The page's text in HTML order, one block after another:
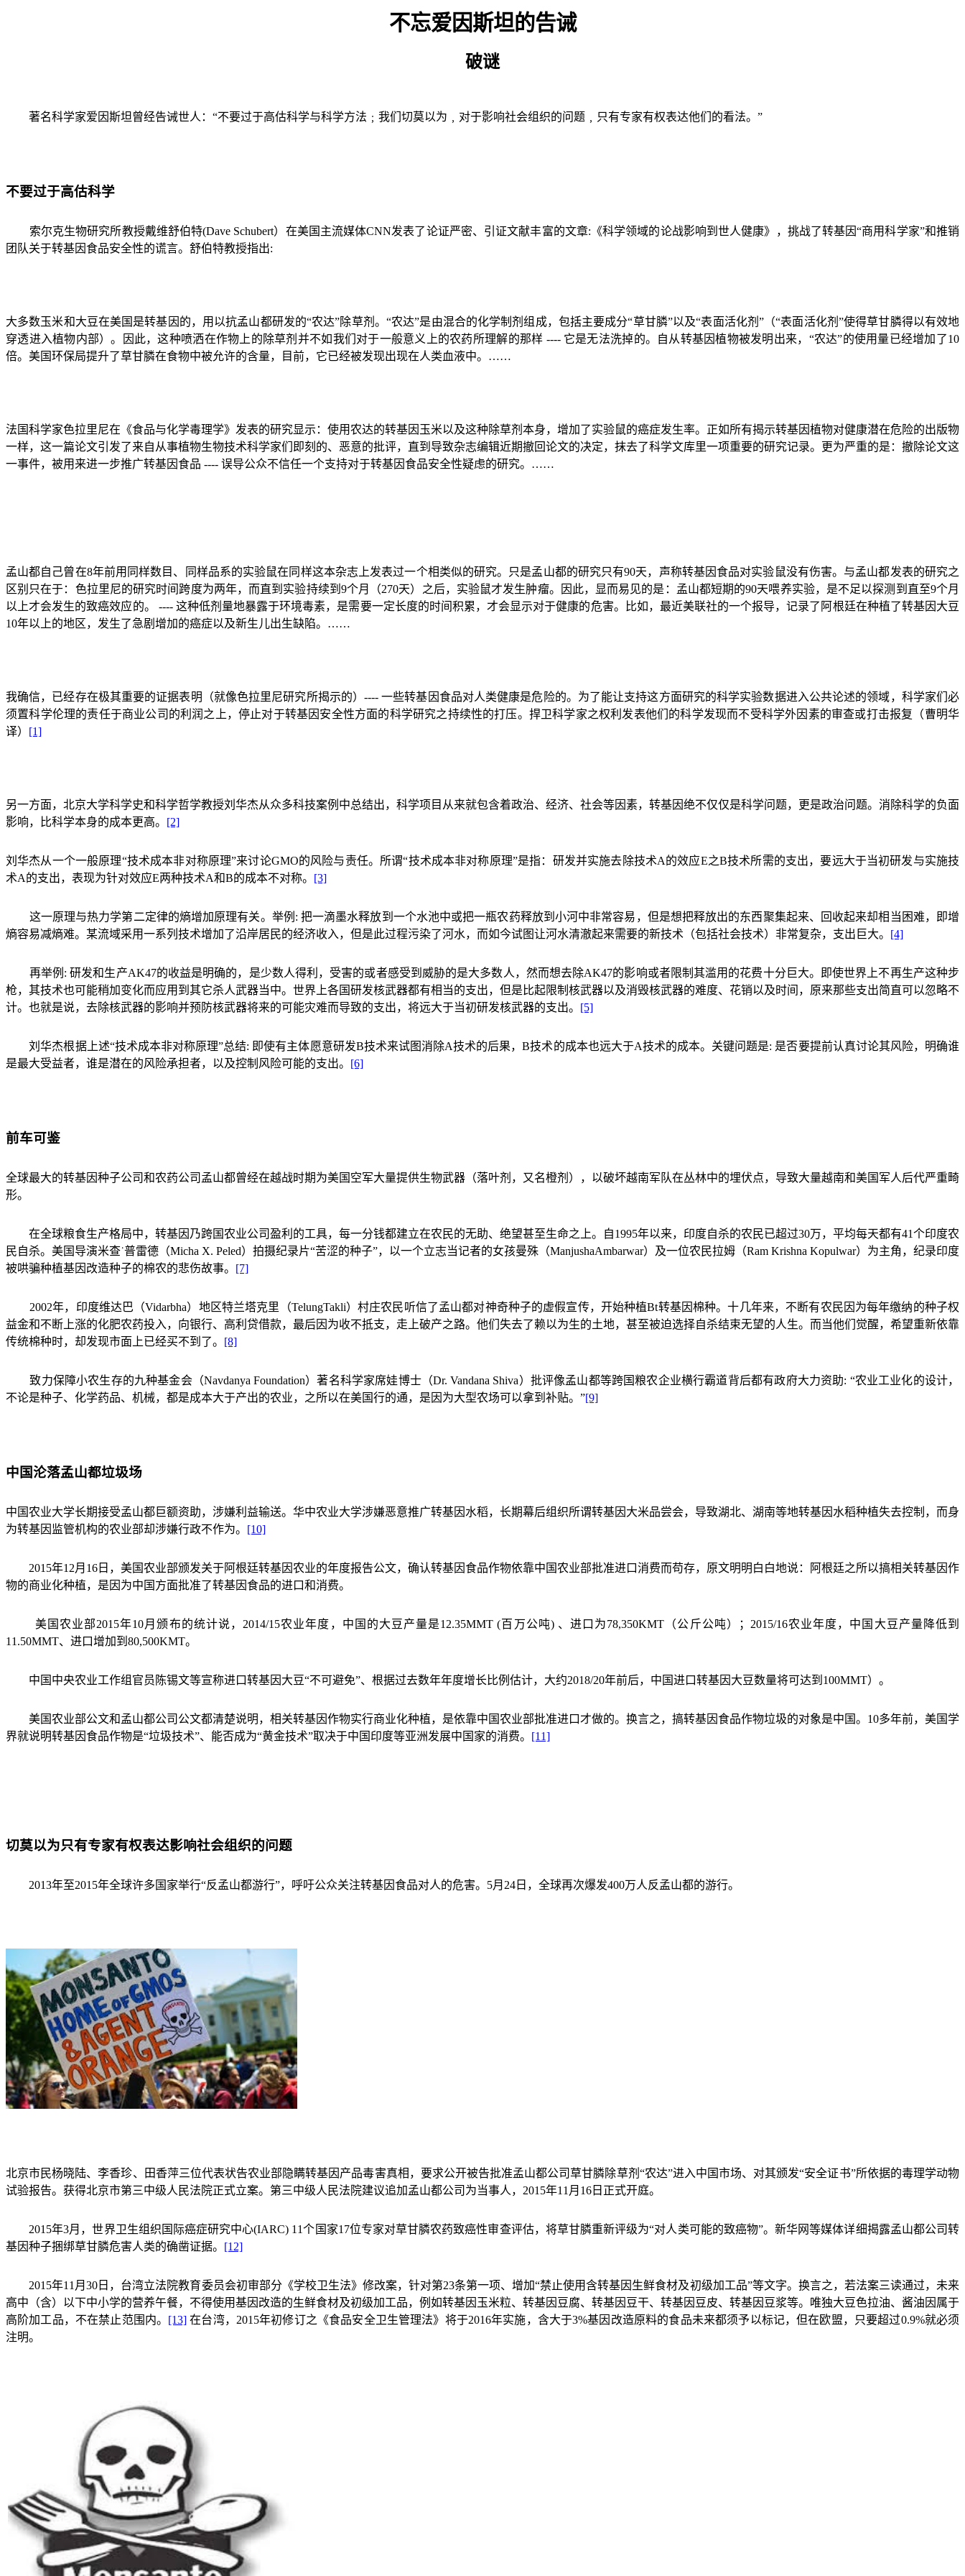
不忘爱因斯坦的告诫
破谜
著名科学家爱因斯坦曾经告诫世人：“不要过于高估科学与科学方法﹔我们切莫以为﹐对于影响社会组织的问题﹐只有专家有权表达他们的看法。”
不要过于高估科学
索尔克生物研究所教授戴维舒伯特(Dave Schubert）在美国主流媒体CNN发表了论证严密、引证文献丰富的文章: 《科学领域的论战影响到世人健康》，挑战了转基因“商用科学家”和推销
团队关于转基因食品安全性的谎言。舒伯特教授指出:
大多数玉米和大豆在美国是转基因的，用以抗孟山都研发的“农达”除草剂。 “农达”是由混合的化学制剂组成，包括主要成分“草甘膦”以及“表面活化剂” （“表面活化剂 ”使得草甘膦得以有效地
穿透进入植物内部）。因此，这种喷洒在作物上的除草剂并不如我们对于一般意义上的农药所理解的那样 ---- 它是无法洗掉的。自从转基因植物被发明出来， “农达”的使用量已经增加了10
倍。美国环保局提升了草甘膦在食物中被允许的含量，目前，它已经被发现出现在人类血液中。 ……
法国科学家色拉里尼在《食品与化学毒理学》发表的研究显示：使用农达的转基因玉米以及这种除草剂本身，增加了实验鼠的癌症发生率。正如所有揭示转基因植物对健康潜在危险的出版物
一样，这一篇论文引发了来自从事植物生物技术科学家们即刻的、恶意的批评，直到导致杂志编辑近期撤回论文的决定，抹去了科学文库里一项重要的研究记录。更为严重的是：撤除论文这
一事件，被用来进一步推广转基因食品 ---- 误导公众不信任一个支持对于转基因食品安全性疑虑的研究。 ……
孟山都自己曾在8年前用同样数目、同样品系的实验鼠在同样这本杂志上发表过一个相类似的研究。只是孟山都的研究只有90天，声称转基因食品对实验鼠没有伤害。与孟山都发表的研究之
区别只在于：色拉里尼的研究时间跨度为两年，而直到实验持续到 9个月（270天）之后，实验鼠才发生肿瘤。因此，显而易见的是：孟山都短期的90天喂养实验，是不足以探测到直至9个月
以上才会发生的致癌效应的。
---- 这种低剂量地暴露于环境毒素，是需要一定长度的时间积累，才会显示对于健康的危害。比如，最近美联社的一个报导，记录了阿根廷在种植了转基因大豆
10年以上的地区，发生了急剧增加的癌症以及新生儿出生缺陷。 ……
我确信，已经存在极其重要的证据表明（就像色拉里尼研究所揭示的）----一些转基因食品对人类健康是危险的。为了能让支持这方面研究的科学实验数据进入公共论述的领域，科学家们必
须置科学伦理的责任于商业公司的利润之上，停止对于转基因安全性方面的科学研究之持续性的打压。捍卫科学家之权利发表他们的科学发现而不受科学外因素的审查或打击报复（曹明华
译） [1]
另一方面，北京大学科学史和科学哲学教授刘华杰从众多科技案例中总结出，科学项目从来就包含着政治、经济、社会等因素，转基因绝不仅仅是科学问题，更是政治问题。消除科学的负面
影响，比科学本身的成本更高。 [2]
刘华杰从一个一般原理“技术成本非对称原理”来讨论GMO的风险与责任。所谓“技术成本非对称原理”是指：研发并实施去除技术A的效应E之B技术所需的支出，要远大于当初研发与实施技
术A的支出，表现为针对效应E两种技术A和B的成本不对称。 [3]
这一原理与热力学第二定律的熵增加原理有关。举例 : 把一滴墨水释放到一个水池中或把一瓶农药释放到小河中非常容易，但是想把释放出的东西聚集起来、回收起来却相当困难，即增
熵容易减熵难。某流域采用一系列技术增加了沿岸居民的经济收入，但是此过程污染了河水，而如今试图让河水清澈起来需要的新技术（包括社会技术）非常复杂，支出巨大。 [4]
再举例 :研发和生产AK47的收益是明确的，是少数人得利，受害的或者感受到威胁的是大多数人，然而想去除AK47的影响或者限制其滥用的花费十分巨大。即使世界上不再生产这种步
枪，其技术也可能稍加变化而应用到其它杀人武器当中。世界上各国研发核武器都有相当的支出，但是比起限制核武器以及消毁核武器的难度、花销以及时间，原来那些支出简直可以忽略不
计。也就是说，去除核武器的影响并预防核武器将来的可能灾难而导致的支出，将远大于当初研发核武器的支出。 [5]
刘华杰根据上述“技术成本非对称原理”总结: 即使有主体愿意研发B技术来试图消除A技术的后果，B技术的成本也远大于A技术的成本。关键问题是: 是否要提前认真讨论其风险，明确谁
是最大受益者，谁是潜在的风险承担者，以及控制风险可能的支出。 [6]
前车可鉴
全球最大的转基因种子公司和农药公司孟山都曾经在越战时期为美国空军大量提供生物武器（落叶剂，又名橙剂），以破坏越南军队在丛林中的埋伏点，导致大量越南和美国军人后代严重畸
形。
在全球粮食生产格局中，转基因乃跨国农业公司盈利的工具，每一分钱都建立在农民的无助、绝望甚至生命之上。自1995年以来，印度自杀的农民已超过30万，平均每天都有41个印度农
民自杀。美国导演米查˙普雷德（Micha X. Peled）拍摄纪录片“苦涩的种子”，以一个立志当记者的女孩曼殊（ManjushaAmbarwar）及一位农民拉姆（Ram Krishna Kopulwar）为主角，纪录印度
被哄骗种植基因改造种子的棉农的悲伤故事。 [7]
2002年，印度维达巴（Vidarbha）地区特兰塔克里（TelungTakli）村庄农民听信了孟山都对神奇种子的虚假宣传，开始种植Bt转基因棉种。十几年来，不断有农民因为每年缴纳的种子权
益金和不断上涨的化肥农药投入，向银行、高利贷借款，最后因为收不抵支，走上破产之路。他们失去了赖以为生的土地，甚至被迫选择自杀结束无望的人生。而当他们觉醒，希望重新依靠
传统棉种时，却发现市面上已经买不到了。 [8]
致力保障小农生存的九种基金会（Navdanya Foundation）著名科学家席娃博士（Dr. Vandana Shiva）批评像孟山都等跨国粮农企业横行霸道背后都有政府大力资助: “农业工业化的设计，
不论是种子、化学药品、机械，都是成本大于产出的农业，之所以在美国行的通，是因为大型农场可以拿到补贴。”[9]
中国沦落孟山都垃圾场
中国农业大学长期接受孟山都巨额资助，涉嫌利益输送。华中农业大学涉嫌恶意推广转基因水稻，长期幕后组织所谓转基因大米品尝会，导致湖北、湖南等地转基因水稻种植失去控制，而身
为转基因监管机构的农业部却涉嫌行政不作为。 [10]
2015年12月 16 日，美国农业部颁发关于阿根廷转基因农业的年度报告公文，确认转基因食品作物依靠中国农业部批准进口消费而苟存，原文明明白白地说：阿根廷之所以搞相关转基因作
物的商业化种植，是因为中国方面批准了转基因食品的进口和消费。
美国农业部2015年10月颁布的统计说， 2014/15农业年度，中国的大豆产量是12.35MMT (百万公吨) 、进口为78,350KMT （公斤公吨）； 2015/16农业年度，中国大豆产量降低到
11.50MMT、进口增加到 80,500KMT。
中国中央农业工作组官员陈锡文等宣称进口转基因大豆“不可避免”、根据过去数年年度增长比例估计，大约2018/20年前后，中国进口转基因大豆数量将可达到 100MMT）。
美国农业部公文和孟山都公司公文都清楚说明，相关转基因作物实行商业化种植，是依靠中国农业部批准进口才做的。换言之，搞转基因食品作物垃圾的对象是中国。 10多年前，美国学
界就说明转基因食品作物是“垃圾技术”、能否成为“黄金技术”取决于中国印度等亚洲发展中国家的消费。 [11]
切莫以为只有专家有权表达影响社会组织的问题
2013年至2015年全球许多国家举行“反孟山都游行”，呼吁公众关注转基因食品对人的危害。 5月 24 日，全球再次爆发400万人反孟山都的游行。
北京市民杨晓陆、李香珍、田香萍三位代表状告农业部隐瞒转基因产品毒害真相，要求公开被告批准孟山都公司草甘膦除草剂“农达”进入中国市场、对其颁发“安全证书”所依据的毒理学动物
试验报告。获得北京市第三中级人民法院正式立案。第三中级人民法院建议追加孟山都公司为当事人， 2015年11 月 16 日正式开庭。
2015年3月，世界卫生组织国际癌症研究中心(IARC) 11个国家17位专家对草甘膦农药致癌性审查评估，将草甘膦重新评级为“对人类可能的致癌物”。新华网等媒体详细揭露孟山都公司转
基因种子捆绑草甘膦危害人类的确凿证据。 [12]
2015年11 月30 日，台湾立法院教育委员会初审部分《学校卫生法》修改案，针对第23条第一项、增加“禁止使用含转基因生鲜食材及初级加工品”等文字。换言之，若法案三读通过，未来
高中（含）以下中小学的营养午餐，不得使用基因改造的生鲜食材及初级加工品，例如转基因玉米粒、转基因豆腐、转基因豆干、转基因豆皮、转基因豆浆等。唯独大豆色拉油、酱油因属于
高阶加工品，不在禁止范围内。 [13] 在台湾， 2015年初修订之《食品安全卫生管理法》将于2016年实施，含大于3%基因改造原料的食品未来都须予以标记，但在欧盟，只要超过0.9%就必须
注明。